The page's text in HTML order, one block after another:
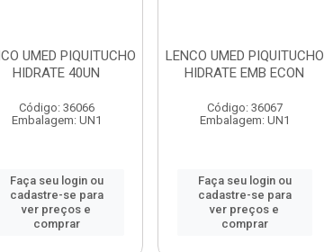
UMED PIQUITUCHO
HIDRATE 40UN
Código: 36066
Embalagem: UN1
Faça seu login ou
cadastre-se para
ver preços e
comprar
LENCO UMED PIQUITUCHO
HIDRATE EMB ECON
Código: 36067
Embalagem: UN1
Faça seu login ou
cadastre-se para
ver preços e
comprar